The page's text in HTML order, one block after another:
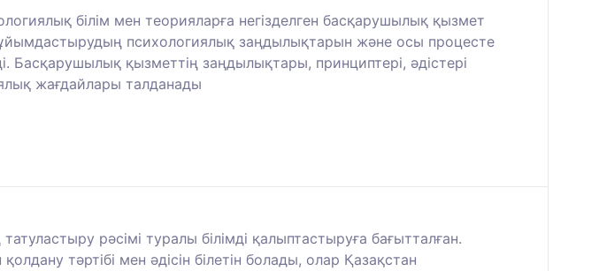
білім мен теорияларға негізделген басқарушылық қызмет
психологиялық заңдылықтарын және осы процесте
қызметтің заңдылықтары, принциптері, әдістері
жағдайлары талданады
рәсімі туралы білімді қалыптастыруға бағытталған.
тәртібі мен әдісін білетін болады, олар Қазақстан